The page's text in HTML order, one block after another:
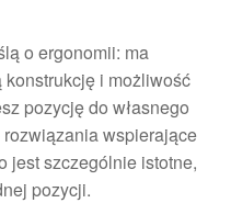
o ergonomii: ma
konstrukcję i możliwość
pozycję do własnego
wspierające
jest szczególnie istotne,
pozycji.